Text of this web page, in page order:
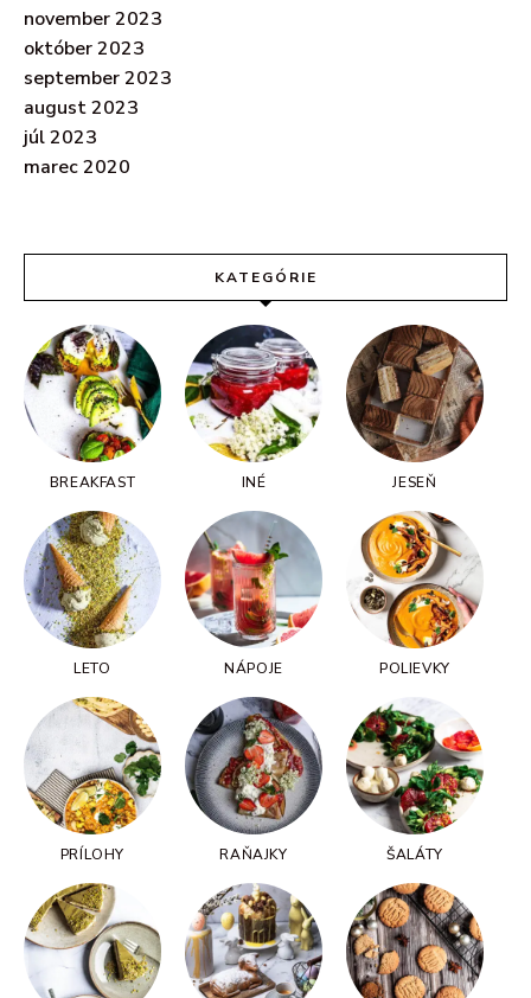
november 2023
október 2023
september 2023
august 2023
júl 2023
marec 2020
KATEGÓRIE
BREAKFAST INÉ JESEŇ
LETO NÁPOJE POLIEVKY
PRÍLOHY RAŇAJKY ŠALÁTY